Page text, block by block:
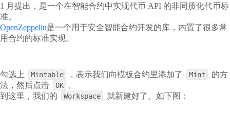
1 月提出，是一个在智能合约中实现代币 API 的非同质化代币标
准。
OpenZeppelin是一个用于安全智能合约开发的库，内置了很多常
用合约的标准实现。
勾选上 Mintable ，表示我们向模板合约里添加了 Mint
的方
法，然后点击
OK
。
到这里，我们的
Workspace 就新建好了。如下图：